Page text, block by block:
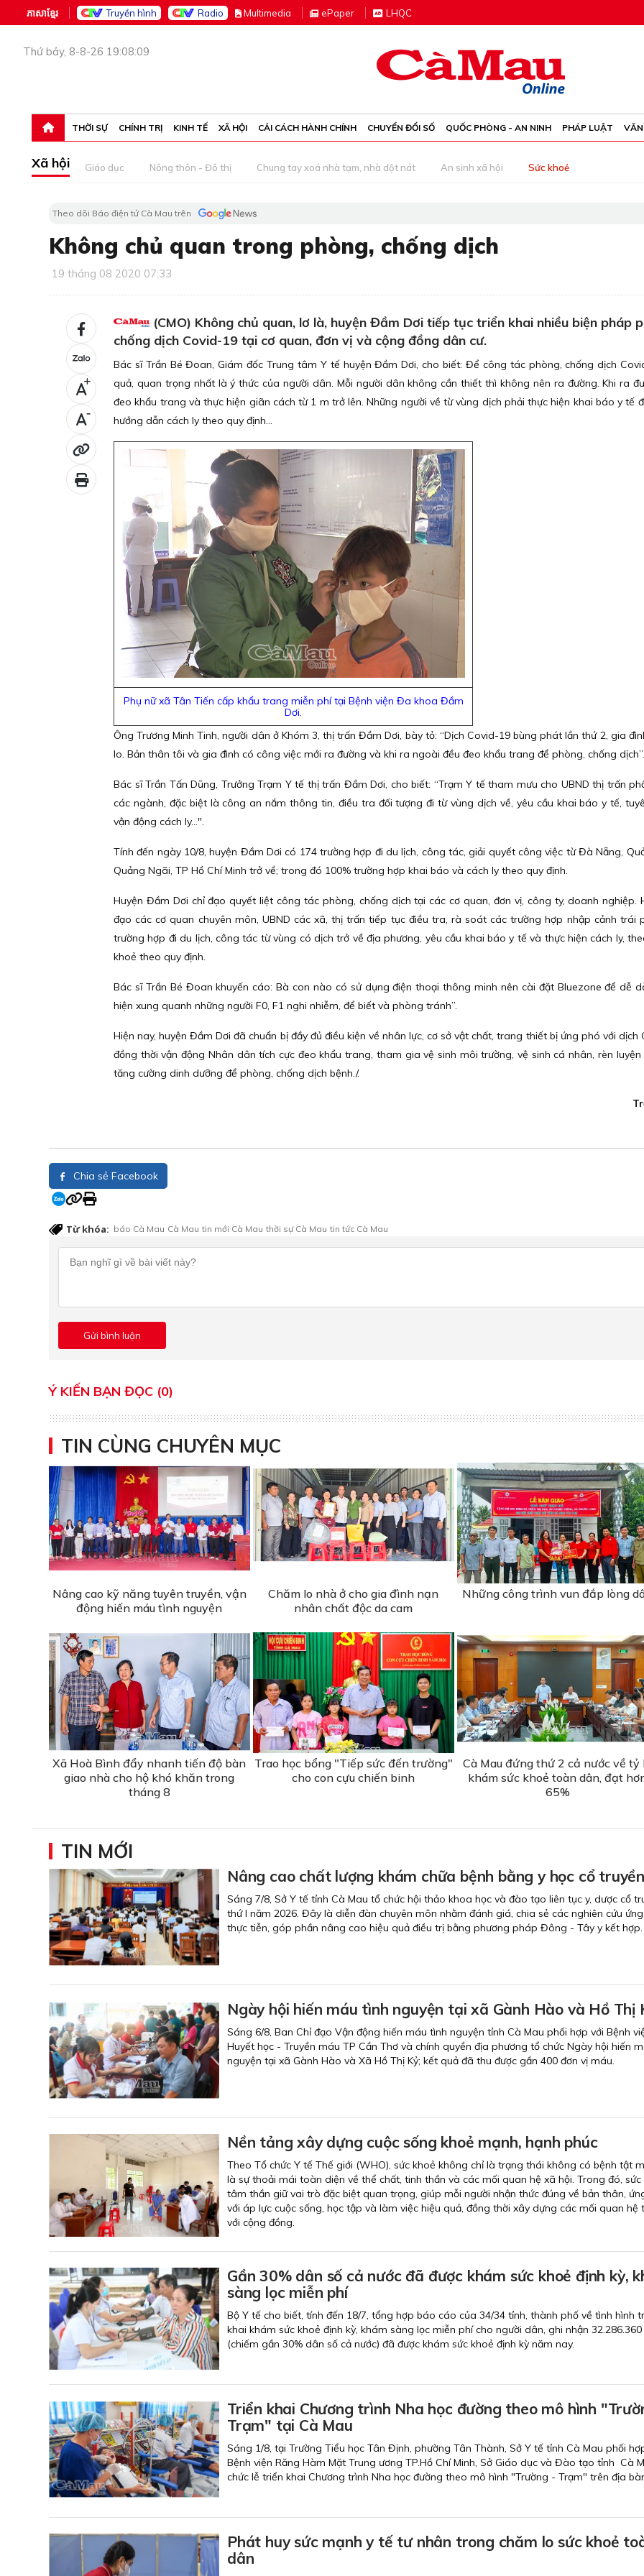
ភាសាខ្មែរ Truyền hình Radio Multimedia ePaper LHQC
Thứ bảy, 8-8-26 19:08:09
THỜI SỰ CHÍNH TRỊ KINH TẾ XÃ HỘI CẢI CÁCH HÀNH CHÍNH CHUYỂN ĐỔI SỐ QUỐC PHÒNG - AN NINH PHÁP LUẬT
Xã hội Giáo dục Nông thôn - Đô thị Chung tay xoá nhà tạm, nhà dột nát An sinh xã hội Sức khoẻ
Theo dõi Báo điện tử Cà Mau trên
Không chủ quan trong phòng, chống dịch
19 tháng 08 2020 07:33
+
-
(CMO) Không chủ quan, lơ là, huyện Đầm Dơi tiếp tục triển khai nhiều biện pháp
chống dịch Covid-19 tại cơ quan, đơn vị và cộng đồng dân cư.
Bác sĩ Trần Bé Đoan, Giám đốc Trung tâm Y tế huyện Đầm Dơi, cho biết: Để công tác phòng, chống dịch
quả, quan trọng nhất là ý thức của người dân. Mỗi người dân không cần thiết thì không nên ra đường. Khi ra
đeo khẩu trang và thực hiện giãn cách từ 1 m trở lên. Những người về từ vùng dịch phải thực hiện khai báo y tế
hướng dẫn cách ly theo quy định...
Phụ nữ xã Tân Tiến cấp khẩu trang miễn phí tại Bệnh viện Đa khoa Đầm
Dơi.
Ông Trương Minh Tinh, người dân ở Khóm 3, thị trấn Đầm Dơi, bày tỏ: “Dịch Covid-19 bùng phát lần thứ 2, gia
lo. Bản thân tôi và gia đình có công việc mới ra đường và khi ra ngoài đều đeo khẩu trang để phòng, chống dịch”.
Bác sĩ Trần Tấn Dũng, Trưởng Trạm Y tế thị trấn Đầm Dơi, cho biết: “Trạm Y tế tham mưu cho UBND thị trấn
các ngành, đặc biệt là công an nắm thông tin, điều tra đối tượng đi từ vùng dịch về, yêu cầu khai báo y tế,
vận động cách ly...".
Tính đến ngày 10/8, huyện Đầm Dơi có 174 trường hợp đi du lịch, công tác, giải quyết công việc từ Đà Nẵng,
Quảng Ngãi, TP Hồ Chí Minh trở về; trong đó 100% trường hợp khai báo và cách ly theo quy định.
Huyện Đầm Dơi chỉ đạo quyết liệt công tác phòng, chống dịch tại các cơ quan, đơn vị, công ty, doanh nghiệp.
đạo các cơ quan chuyên môn, UBND các xã, thị trấn tiếp tục điều tra, rà soát các trường hợp nhập cảnh trái
trường hợp đi du lịch, công tác từ vùng có dịch trở về địa phương, yêu cầu khai báo y tế và thực hiện cách ly,
khoẻ theo quy định.
Bác sĩ Trần Bé Đoan khuyến cáo: Bà con nào có sử dụng điện thoại thông minh nên cài đặt Bluezone để dễ
hiện xung quanh những người F0, F1 nghi nhiễm, để biết và phòng tránh”.
Hiện nay, huyện Đầm Dơi đã chuẩn bị đầy đủ điều kiện về nhân lực, cơ sở vật chất, trang thiết bị ứng phó với dịch
đồng thời vận động Nhân dân tích cực đeo khẩu trang, tham gia vệ sinh môi trường, vệ sinh cá nhân, rèn
tăng cường dinh dưỡng để phòng, chống dịch bệnh./.
Chia sẻ Facebook
Từ khóa: báo Cà Mau Cà Mau tin mới Cà Mau thời sự Cà Mau tin tức Cà Mau
Ý KIẾN BẠN ĐỌC (0)
TIN CÙNG CHUYÊN MỤC
Nâng cao kỹ năng tuyên truyền, vận
động hiến máu tình nguyện
Chăm lo nhà ở cho gia đình nạn
nhân chất độc da cam
Những công trình vun đắp lòng
Xã Hoà Bình đẩy nhanh tiến độ bàn
giao nhà cho hộ khó khăn trong
tháng 8
Trao học bổng "Tiếp sức đến trường"
cho con cựu chiến binh
Cà Mau đứng thứ 2 cả nước về tỷ
khám sức khoẻ toàn dân, đạt
65%
TIN MỚI
Nâng cao chất lượng khám chữa bệnh bằng y học cổ truyền
Sáng 7/8, Sở Y tế tỉnh Cà Mau tổ chức hội thảo khoa học và đào tạo liên tục y, dược cổ
thứ I năm 2026. Đây là diễn đàn chuyên môn nhằm đánh giá, chia sẻ các nghiên cứu
thực tiễn, góp phần nâng cao hiệu quả điều trị bằng phương pháp Đông - Tây y kết hợp.
Ngày hội hiến máu tình nguyện tại xã Gành Hào và Hồ Thị
Sáng 6/8, Ban Chỉ đạo Vận động hiến máu tình nguyện tỉnh Cà Mau phối hợp với Bệnh
Huyết học - Truyền máu TP Cần Thơ và chính quyền địa phương tổ chức Ngày hội hiến
nguyện tại xã Gành Hào và Xã Hồ Thị Kỷ; kết quả đã thu được gần 400 đơn vị máu.
Nền tảng xây dựng cuộc sống khoẻ mạnh, hạnh phúc
Theo Tổ chức Y tế Thế giới (WHO), sức khoẻ không chỉ là trạng thái không có bệnh tật
là sự thoải mái toàn diện về thể chất, tinh thần và các mối quan hệ xã hội. Trong đó, sức
tâm thần giữ vai trò đặc biệt quan trọng, giúp mỗi người nhận thức đúng về bản thân,
với áp lực cuộc sống, học tập và làm việc hiệu quả, đồng thời xây dựng các mối quan hệ
với cộng đồng.
Gần 30% dân số cả nước đã được khám sức khoẻ định kỳ,
sàng lọc miễn phí
Bộ Y tế cho biết, tính đến 18/7, tổng hợp báo cáo của 34/34 tỉnh, thành phố về tình hình
khai khám sức khoẻ định kỳ, khám sàng lọc miễn phí cho người dân, ghi nhận
(chiếm gần 30% dân số cả nước) đã được khám sức khoẻ định kỳ năm nay.
Triển khai Chương trình Nha học đường theo mô hình
Trạm" tại Cà Mau
Sáng 1/8, tại Trường Tiểu học Tân Định, phường Tân Thành, Sở Y tế tỉnh Cà Mau phối
Bệnh viện Răng Hàm Mặt Trung ương TP.Hồ Chí Minh, Sở Giáo dục và Đào tạo tỉnh Cà
chức lễ triển khai Chương trình Nha học đường theo mô hình "Trường - Trạm" trên địa
Phát huy sức mạnh y tế tư nhân trong chăm lo sức khoẻ
dân